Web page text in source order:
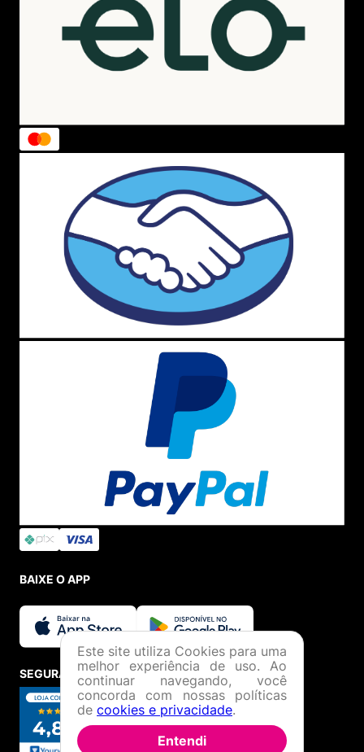
BAIXE O APP
SEGURANÇA E CREDIBILIDADE
Este site utiliza Cookies para uma
melhor experiência de uso. Ao
continuar navegando, você
concorda com nossas políticas
de cookies e privacidade.
Entendi